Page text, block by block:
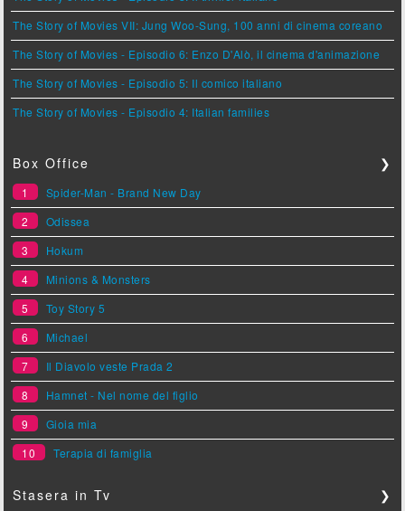
The Story of Movies VII: Jung Woo-Sung, 100 anni di cinema coreano
The Story of Movies - Episodio 6: Enzo D'Alò, il cinema d'animazione
The Story of Movies - Episodio 5: Il comico italiano
The Story of Movies - Episodio 4: Italian families
Box Office ❯
1
Spider-Man - Brand New Day
2
Odissea
3
Hokum
4
Minions & Monsters
5
Toy Story 5
6
Michael
7
Il Diavolo veste Prada 2
8
Hamnet - Nel nome del figlio
9
Gioia mia
10
Terapia di famiglia
Stasera in Tv ❯